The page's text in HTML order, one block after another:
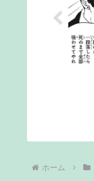
ホーム